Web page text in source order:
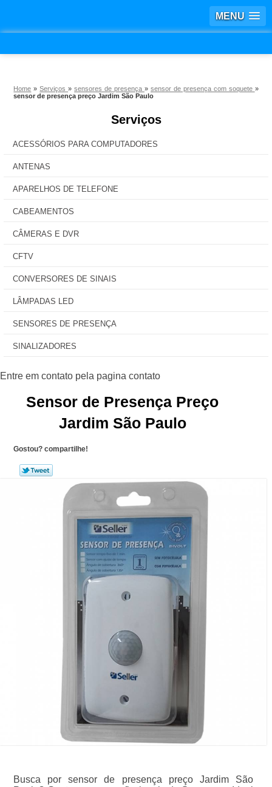
MENU
Home »Serviços»sensores de presença » sensor de presença com soquete »
sensor de presença preço Jardim São Paulo
Serviços
ACESSÓRIOS PARA COMPUTADORES
ANTENAS
APARELHOS DE TELEFONE
CABEAMENTOS
CÂMERAS E DVR
CFTV
CONVERSORES DE SINAIS
LÂMPADAS LED
SENSORES DE PRESENÇA
SINALIZADORES
Sensor de Presença Preço
Jardim São Paulo
Gostou? compartilhe!
Busca por sensor de presença preço Jardim São